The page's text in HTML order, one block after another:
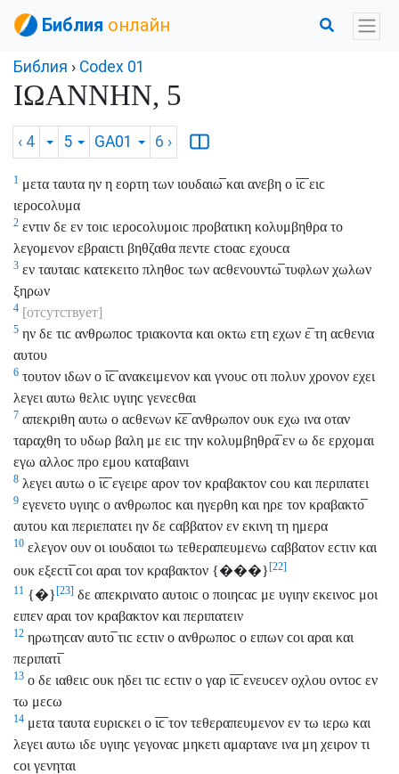
Библия онлайн
Библия › Codex 01
ΙΩΑΝΝΗΝ, 5
‹ 4 5 GA01 6 ›
1 μετα ταυτα ην η εορτη των ιουδαιω̅ και ανεβη ο ι̅ϲ̅ ειϲ
ιεροϲολυμα
2 εντιν δε εν τοιϲ ιεροϲολυμοιϲ προβατικη κολυμβηθρα το
λεγομενον εβραιϲτι βηθζαθα πεντε ϲτοαϲ εχουϲα
3 εν ταυταιϲ κατεκειτο πληθοϲ των αϲθενουντω̅ τυφλων χωλων
ξηρων
4 [отсутствует]
5 ην δε τιϲ ανθρωποϲ τριακοντα και οκτω ετη εχων ε̅ τη αϲθενια
αυτου
6 τουτον ιδων ο ι̅ϲ̅ ανακειμενον και γνουϲ οτι πολυν χρονον εχει
λεγει αυτω θελιϲ υγιηϲ γενεϲθαι
7 απεκριθη αυτω ο αϲθενων κ̅ε̅ ανθρωπον ουκ εχω ινα οταν
ταραχθη το υδωρ βαλη με ειϲ την κολυμβηθρα̅ εν ω δε ερχομαι
εγω αλλοϲ προ εμου καταβαινι
8 λεγει αυτω ο ι̅ϲ̅ εγειρε αρον τον κραβακτον ϲου και περιπατει
9 εγενετο υγιηϲ ο ανθρωποϲ και ηγερθη και ηρε τον κραβακτο̅
αυτου και περιεπατει ην δε ϲαββατον εν εκινη τη ημερα
10 ελεγον ουν οι ιουδαιοι τω τεθεραπευμενω ϲαββατον εϲτιν και
ουκ εξεϲτι̅ ϲοι αραι τον κραβακτον {���}[22]
11 {�}[23] δε απεκρινατο αυτοιϲ ο ποιηϲαϲ με υγιην εκεινοϲ μοι
ειπεν αραι τον κραβακτον και περιπατειν
12 ηρωτηϲαν αυτο̅ τιϲ εϲτιν ο ανθρωποϲ ο ειπων ϲοι αραι και
περιπατι̅
13 ο δε ιαθειϲ ουκ ηδει τιϲ εϲτιν ο γαρ ι̅ϲ̅ ενευϲεν οχλου οντοϲ εν
τω μεϲω
14 μετα ταυτα ευριϲκει ο ι̅ϲ̅ τον τεθεραπευμενον εν τω ιερω και
λεγει αυτω ιδε υγιηϲ γεγοναϲ μηκετι αμαρτανε ινα μη χειρον τι
ϲοι γενηται